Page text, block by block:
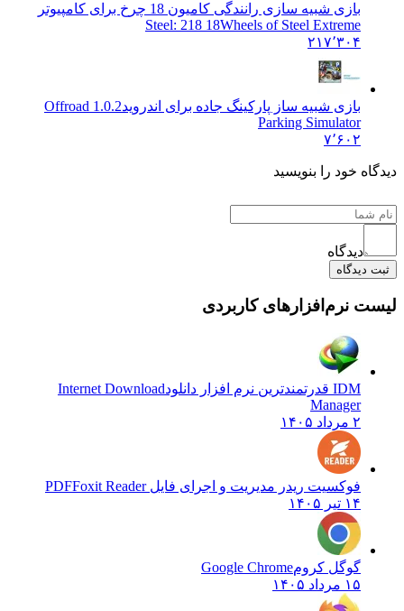
بازی شبیه سازی رانندگی کامیون 18 چرخ برای کامپیوتر
Steel: 218 18Wheels of Steel Extreme
۲۱۷٬۳۰۴
بازی شبیه ساز پارکینگ جاده برای اندروید
1.0.2 Offroad
Parking Simulator
۷٬۶۰۲
خود را بنویسید
دیدگاه
نرم‌افزارهای کاربردی
Internet Download
Manager
فوکسیت ریدر مدیریت و اجرای فایل PDF Foxit Reader
گوگل کروم Google Chrome